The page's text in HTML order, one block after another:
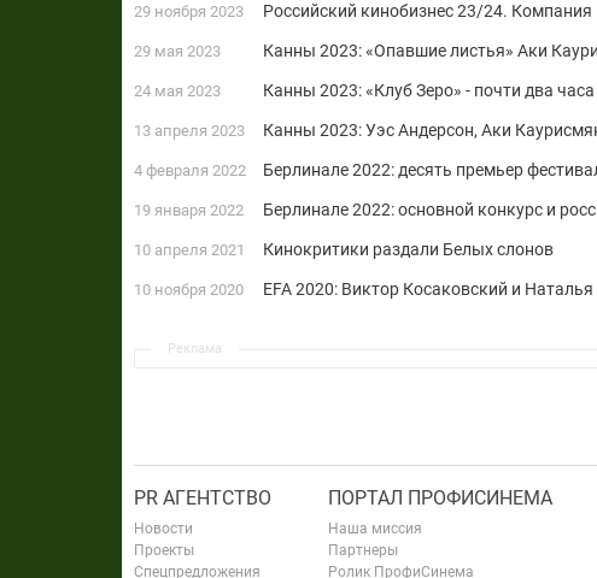
29 ноября 2023 Российский кинобизнес 23/24.
29 мая 2023 Канны 2023: «Опавшие листья» Аки
24 мая 2023 Канны 2023: «Клуб Зеро» - почти два
13 апреля 2023 Канны 2023: Уэс Андерсон, Аки
4 февраля 2022 Берлинале 2022: десять премьер
19 января 2022 Берлинале 2022: основной конкурс и
10 апреля 2021 Кинокритики раздали Белых слонов
10 ноября 2020 EFA 2020: Виктор Косаковский и
Реклама
PR АГЕНТСТВО
Новости
Проекты
Спецпредложения
ПОРТАЛ ПРОФИСИНЕМА
Наша миссия
Партнеры
Ролик ПрофиСинема